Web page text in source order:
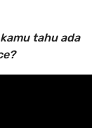
tahu ada